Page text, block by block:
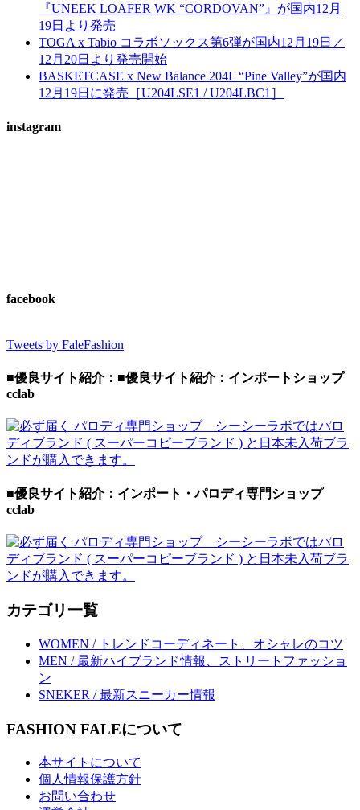
『UNEEK LOAFER WK “CORDOVAN”』が国内12月
19日より発売
TOGA x Tabio コラボソックス第6弾が国内12月19日／
12月20日より発売開始
BASKETCASE x New Balance 204L “Pine Valley”が国内
12月19日に発売［U204LSE1 / U204LBC1］
instagram
facebook
Tweets by FaleFashion
■優良サイト紹介：■優良サイト紹介：インポートショップ
cclab
■優良サイト紹介：インポート・パロディ専門ショップ
cclab
カテゴリ一覧
WOMEN / トレンドコーディネート、オシャレのコツ
MEN / 最新ハイブランド情報、ストリートファッショ
ン
SNEKER / 最新スニーカー情報
FASHION FALEについて
本サイトについて
個人情報保護方針
お問い合わせ